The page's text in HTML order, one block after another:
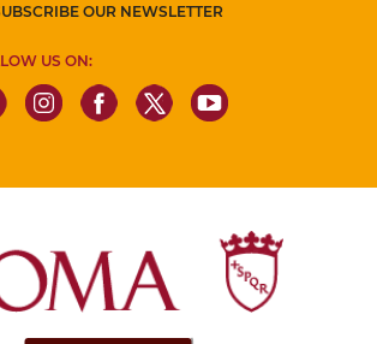
OUR NEWSLETTER
US ON: